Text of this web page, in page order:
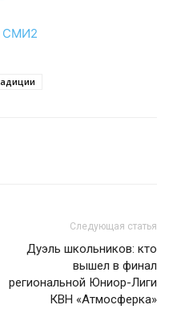
СМИ2
Следующая статья
Дуэль школьников: кто
вышел в финал
региональной Юниор-Лиги
КВН «Атмосферка»